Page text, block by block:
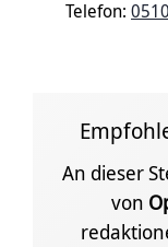
Telefon:
An dieser
von